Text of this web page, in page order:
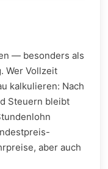
— besonders als
Wer Vollzeit
kalkulieren: Nach
Steuern bleibt
aber auch